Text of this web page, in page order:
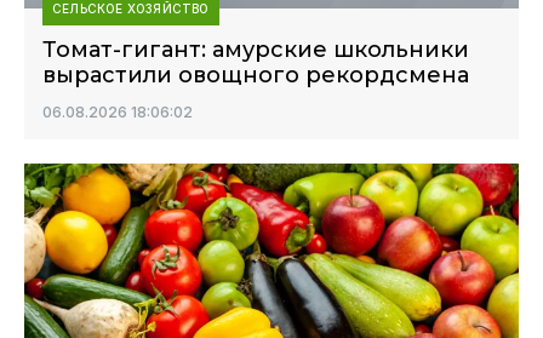
СЕЛЬСКОЕ ХОЗЯЙСТВО
Томат-гигант: амурские школьники
вырастили овощного рекордсмена
06.08.2026 18:06:02